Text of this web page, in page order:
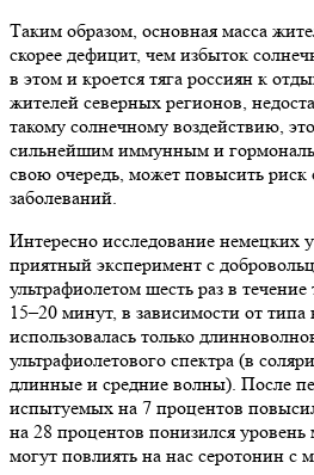
Таким образом, основная масса
скорее дефицит, чем избыток
в этом и кроется тяга россиян к
жителей северных регионов,
такому солнечному воздействию,
сильнейшим иммунным и
свою очередь, может повысить риск
заболеваний.
Интересно исследование немецких
приятный эксперимент с
ультрафиолетом шесть раз в
15–20 минут, в зависимости от
использовалась только
ультрафиолетового спектра (в
длинные и средние волны). После
испытуемых на 7 процентов
на 28 процентов понизился
могут повлиять на нас серотонин с